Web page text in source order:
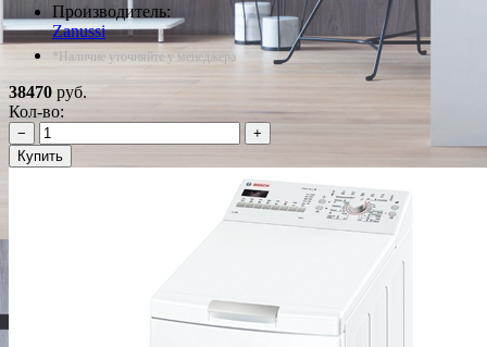
Производитель:
Zanussi
*Наличие уточняйте у менеджера
38470 руб.
Кол-во:
−
+
Купить